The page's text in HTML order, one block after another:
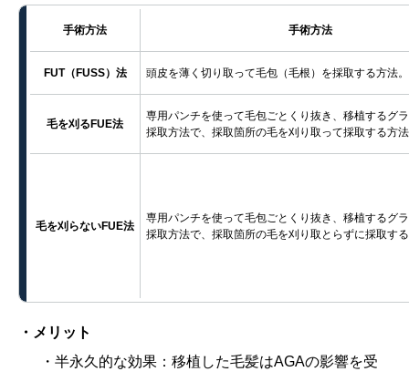
手術方法 手術方法
FUT（FUSS）法 頭皮を薄く切り取って毛包（毛根）を採取する方法。
毛を刈るFUE法
専用パンチを使って毛包ごとくり抜き、移植するグ
採取方法で、採取箇所の毛を刈り取って採取する方
毛を刈らないFUE法
専用パンチを使って毛包ごとくり抜き、移植するグ
採取方法で、採取箇所の毛を刈り取とらずに採取す
・メリット
・半永久的な効果：移植した毛髪はAGAの影響を受